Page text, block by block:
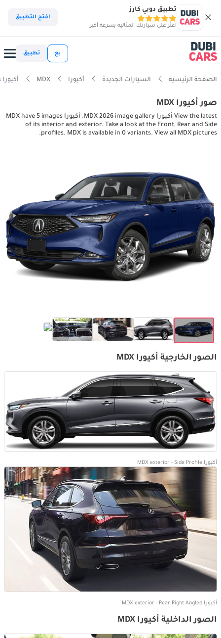
تطبيق دوبي كارز
اعثر على سيارتك المثالية بسرعة أكبر
افتح التطبيق
بع تطبيق
الصفحة الرئيسية السيارات الجديدة أكيورا MDX أكيورا MDX interior, exterior pictures
صور أكيورا MDX
View the latest أكيورا MDX 2026 image gallery. أكيورا MDX have 5 images
of its interior and exterior. Take a look at the Front, Rear and Side
profiles. MDX is available in 0 variants. View all MDX pictures.
الصور الخارجية أكيورا MDX
أكيورا MDX exterior - Side Profile
أكيورا MDX exterior - Rear Right Angled
الصور الداخلية أكيورا MDX